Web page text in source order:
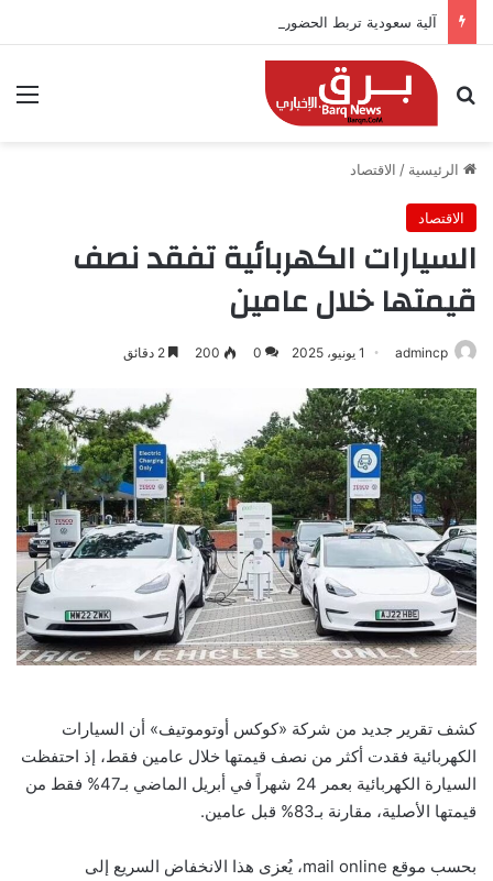
آلية سعودية تربط الحضور باجتياز الدورات
بحث عن
الرئيسية / الاقتصاد
الاقتصاد
السيارات الكهربائية تفقد نصف
قيمتها خلال عامين
admincp 1 يونيو، 2025 0
200
كشف تقرير جديد من شركة «كوكس أوتوموتيف» أن السيارات
الكهربائية فقدت أكثر من نصف قيمتها خلال عامين فقط، إذ احتفظت
السيارة الكهربائية بعمر 24 شهراً في أبريل الماضي بـ47% فقط من
قيمتها الأصلية، مقارنة بـ83% قبل عامين.
بحسب موقع mail online، يُعزى هذا الانخفاض السريع إلى